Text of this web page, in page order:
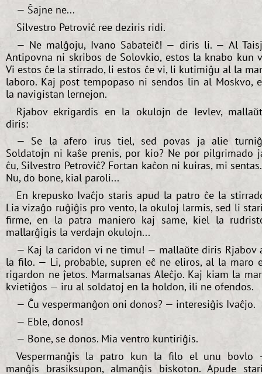
— Ŝajne ne...
Silvestro Petroviĉ ree deziris ridi.
— Ne malĝoju, Ivano Sabateiĉ! — diris li. — Al
Antipovna ni skribos de Solovkio, estos la knabo kun
Vi estos ĉe la stirrado, li estos ĉe vi, li kutimiĝu al la
laboro. Kaj post tempopaso ni sendos lin al Moskvo,
la navigistan lernejon.
Rjabov ekrigardis en la okulojn de Ievlev,
diris:
— Se la afero irus tiel, sed povas ja alie
Soldatojn ni kaŝe prenis, por kio? Ne por pilgrimado
ĉu, Silvestro Petroviĉ? Fortan kaĉon ni kuiras, mi
Nu, do bone, kial paroli...
En krepusko Ivaĉjo staris apud la patro ĉe la
Lia vizaĝo ruĝiĝis pro vento, la okuloj larmis, sed li
firme, en la patra maniero kaj same, kiel la
mallarĝigis la verdajn okulojn...
— Kaj la caridon vi ne timu! — mallaŭte diris Rjabov
la filo. — Li, probable, supren eĉ ne eliros, al la maro
rigardon ne ĵetos. Marmalsanas Aleĉjo. Kaj kiam la
kvietiĝos — iru al soldatoj en la holdon, ili ne ofendos.
— Ĉu vespermanĝon oni donos? — interesiĝis Ivaĉjo.
— Eble, donos!
— Bone, se donos. Mia ventro kuntiriĝis.
Vespermanĝis la patro kun la filo el unu bovlo
manĝis brasiksupon, almanĝis biskoton. Apude